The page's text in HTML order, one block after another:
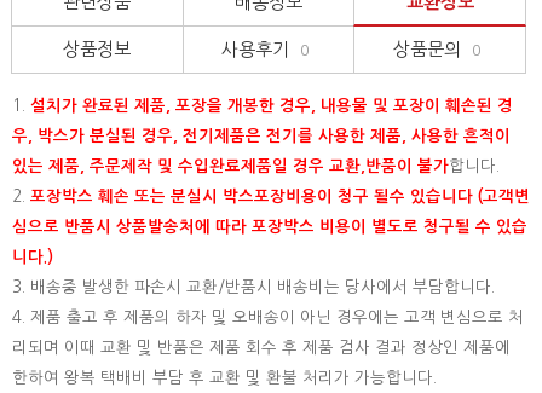
상품정보 사용후기 0 상품문의 0
1. 설치가 완료된 제품, 포장을 개봉한 경우, 내용물 및 포장이 훼손된 경
우, 박스가 분실된 경우, 전기제품은 전기를 사용한 제품, 사용한 흔적이
있는 제품, 주문제작 및 수입완료제품일 경우 교환,반품이 불가합니다.
2. 포장박스 훼손 또는 분실시 박스포장비용이 청구 될수 있습니다 (고객변
심으로 반품시 상품발송처에 따라 포장박스 비용이 별도로 청구될 수 있습
니다.)
3. 배송중 발생한 파손시 교환/반품시 배송비는 당사에서 부담합니다.
4. 제품 출고 후 제품의 하자 및 오배송이 아닌 경우에는 고객 변심으로 처
리되며 이때 교환 및 반품은 제품 회수 후 제품 검사 결과 정상인 제품에
한하여 왕복 택배비 부담 후 교환 및 환불 처리가 가능합니다.